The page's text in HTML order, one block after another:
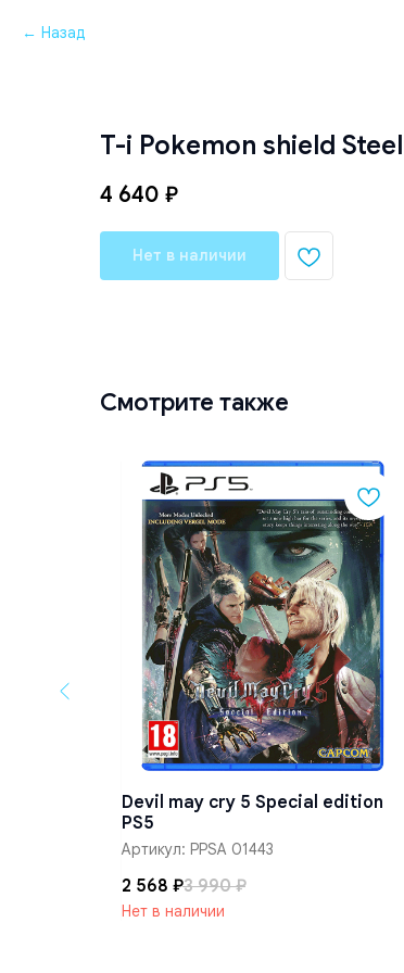
Назад
T-i Pokemon shield
4 640 ₽
Нет в наличии
Смотрите также
Devil may cry 5 Special edition
PS5
Артикул: PPSA 01443
2 568 ₽3 990 ₽
Нет в наличии